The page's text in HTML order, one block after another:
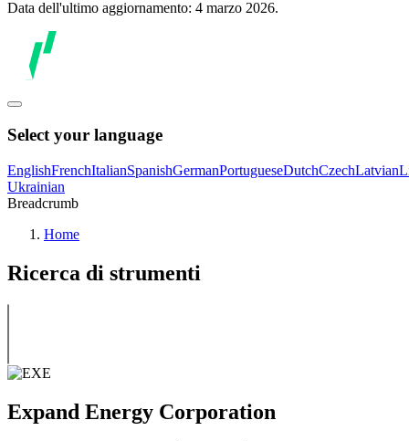
Data dell'ultimo aggiornamento: 4 marzo 2026.
Select your language
EnglishFrenchItalianSpanishGermanPortugueseDutchCzechLatvian
Ukrainian
Breadcrumb
Home
Ricerca di strumenti
Expand Energy Corporation